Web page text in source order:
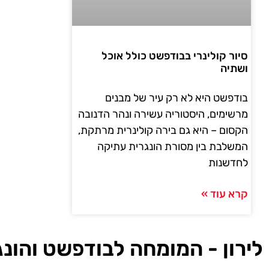
סיור קולינרי בבודפשט כולל אוכל
ושתיה
בודפשט היא לא רק עיר של מבנים
מרשימים, היסטוריה עשירה ונהר הדנובה
הקסום – היא גם בירה קולינרית מרתקת,
המשלבת בין מסורת הונגרית עתיקה
לחדשנות
קרא עוד »
לירון - המומחה לבודפשט